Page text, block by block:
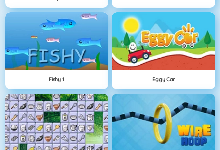
Fishy 1 Eggy Car